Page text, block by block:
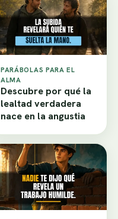
PARÁBOLAS PARA EL
ALMA
Descubre por qué la
lealtad verdadera
nace en la angustia